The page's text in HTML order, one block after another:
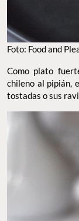
Foto: Food and
Como plato
chileno al pipián,
tostadas o sus